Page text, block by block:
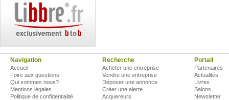
Navigation
Accueil
Foire aux questions
Qui sommes nous?
Mentions légales
Politique de confidentialité
Recherche
Acheter une entreprise
Vendre une entreprise
Déposer une annonce
Créer une alerte
Acquereurs
Portail
Partenaires
Actualités
Livres
Salons
Newsletter